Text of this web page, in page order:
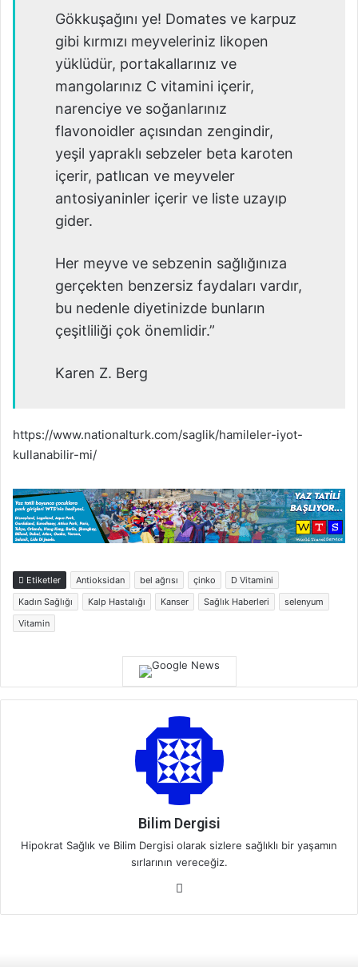
Gökkuşağını ye! Domates ve karpuz
gibi kırmızı meyveleriniz likopen
yüklüdür, portakallarınız ve
mangolarınız C vitamini içerir,
narenciye ve soğanlarınız
flavonoidler açısından zengindir,
yeşil yapraklı sebzeler beta karoten
içerir, patlıcan ve meyveler
antosiyaninler içerir ve liste uzayıp
gider.
Her meyve ve sebzenin sağlığınıza
gerçekten benzersiz faydaları vardır,
bu nedenle diyetinizde bunların
çeşitliliği çok önemlidir.”
Karen Z. Berg
https://www.nationalturk.com/saglik/hamileler-iyot-
kullanabilir-mi/
Etiketler Antioksidan bel ağrısı çinko
D Vitamini
Kadın Sağlığı
Kalp Hastalığı Kanser Sağlık Haberleri
selenyum
Vitamin
Bilim Dergisi
Hipokrat Sağlık ve Bilim Dergisi olarak sizlere sağlıklı bir yaşamın
sırlarının vereceğiz.